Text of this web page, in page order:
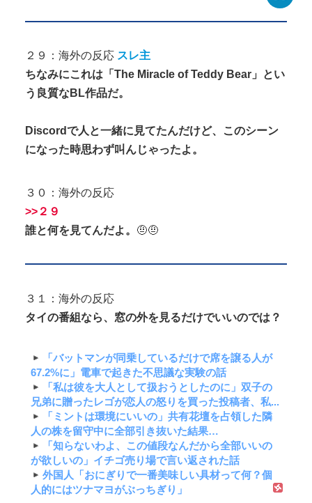
２９：海外の反応 スレ主
ちなみにこれは「The Miracle of Teddy Bear」とい
う 良質なBL作品だ。
Discordで人と一緒に見てたんだけど、このシーン
になった時思わず叫んじゃったよ。
３０：海外の反応
>>２９
誰と何を見てんだよ。 🤨🤨
３１：海外の反応
タイの番組なら、窓の外を見るだけでいいのでは？
「バットマンが同乗しているだけで席を譲る人が
67.2%に」電車で起きた不思議な実験の話
「私は彼を大人として扱おうとしたのに」双子の
兄弟に贈ったレゴが恋人の怒りを買った投稿者、私...
「ミントは環境にいいの」共有花壇を占領した隣
人の株を留守中に全部引き抜いた結果…
「知らないわよ、この値段なんだから全部いいの
が欲しいの」イチゴ売り場で言い返された話
外国人「おにぎりで一番美味しい具材って何？個
人的にはツナマヨがぶっちぎり」